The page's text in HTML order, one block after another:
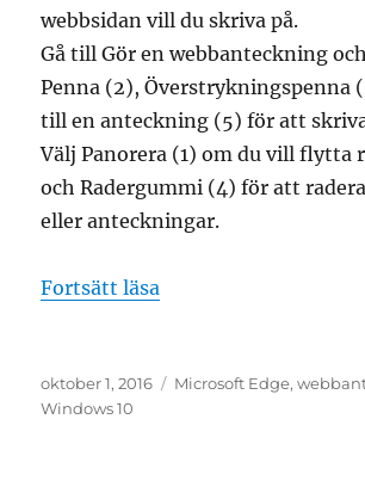
webbsidan vill du skriva på.
Gå till Gör en webbanteckning
Penna (2), Överstrykningspenna
till en anteckning (5) för att
Välj Panorera (1) om du vill flytta
och Radergummi (4) för att
eller anteckningar.
Fortsätt läsa
Publicerat
den
oktober 1, 2016 Etiketter
Microsoft Edge,
Windows 10